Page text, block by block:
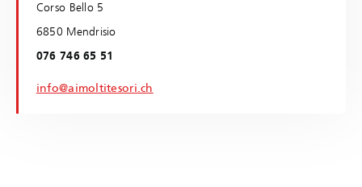
Corso Bello 5
6850 Mendrisio
076 746 65 51
info@aimoltitesori.ch